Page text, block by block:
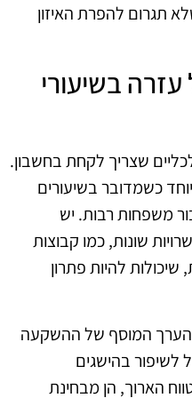
תגרום להפרת האיזון
בשיעורי
שצריך לקחת בחשבון.
כשמדובר בשיעורים
משפחות רבות. יש
שונות, כמו קבוצות
להיות פתרון
המוסף של ההשקעה
לשיפור בהישגים
הארוך, הן מבחינת